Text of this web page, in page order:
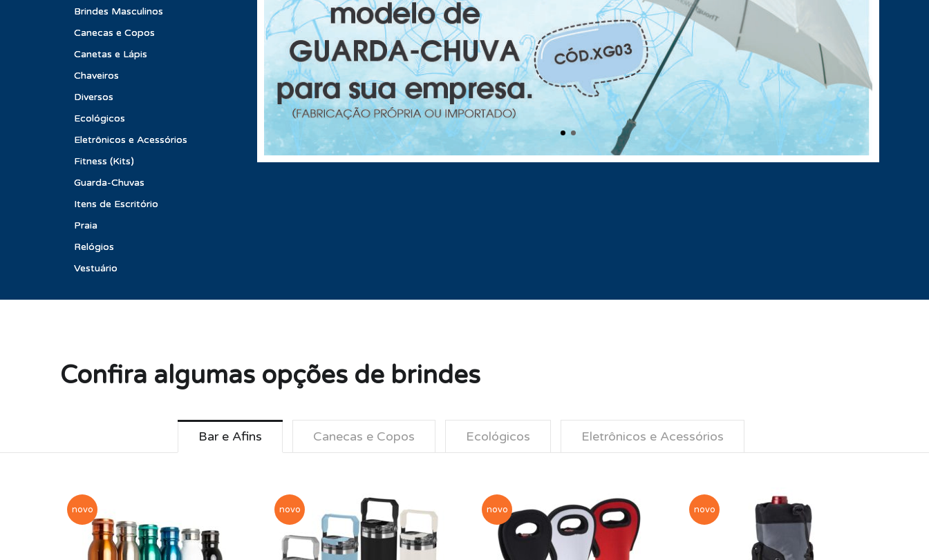
Brindes Masculinos
Canecas e Copos
Canetas e Lápis
Chaveiros
Diversos
Ecológicos
Eletrônicos e Acessórios
Fitness (Kits)
Guarda-Chuvas
Itens de Escritório
Praia
Relógios
Vestuário
Confira algumas opções de brindes
Bar e Afins Canecas e Copos Ecológicos Eletrônicos e Acessórios
novo novo novo novo